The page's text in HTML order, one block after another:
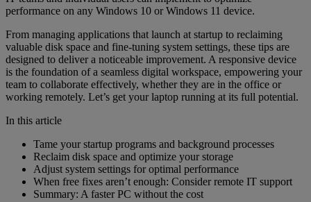
performance on any Windows 10 or Windows 11 device.
From managing applications that launch at startup to reclaiming
valuable disk space and fine-tuning system settings, these tips are
designed to deliver a noticeable improvement. A responsive device
is the foundation of a seamless digital workspace, empowering your
team to collaborate effectively, whether they are in the office or
working remotely. Let’s get your laptop running at its full potential.
In this article
Tame your startup programs and background processes
Reclaim disk space and optimize your storage
Adjust system settings for optimal performance
When free fixes aren’t enough: Consider remote IT support
Summary: A faster PC without the cost